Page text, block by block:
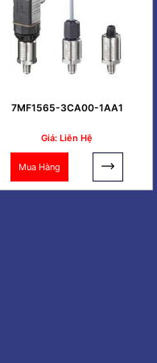
7MF1565-3CA00-1AA1
Giá: Liên Hệ
Mua Hàng